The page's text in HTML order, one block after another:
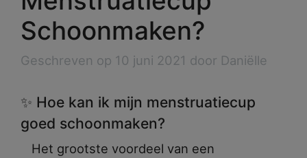
Schoonmaken?
Geschreven op 10 juni 2021 door Daniëlle
✨ Hoe kan ik mijn menstruatiecup
goed schoonmaken?
Het grootste voordeel van een